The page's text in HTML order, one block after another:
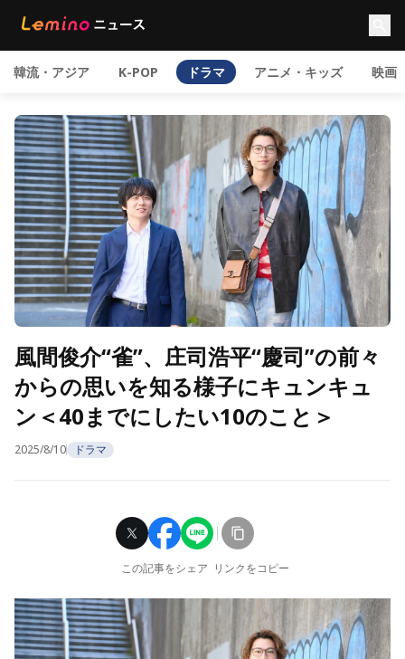
韓流・アジア K-POP ドラマ アニメ・キッズ 映画
風間俊介“雀”、庄司浩平“慶司”の前々
からの思いを知る様子にキュンキュ
ン＜40までにしたい10のこと＞
2025/8/10 ドラマ
この記事をシェア リンクをコピー